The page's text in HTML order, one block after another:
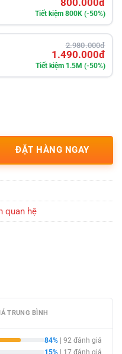
800.000đ
Tiết kiệm 800K (-50%)
2.980.000đ
1.490.000đ
Tiết kiệm 1.5M (-50%)
ĐẶT HÀNG NGAY
quan hệ
TRUNG BÌNH
84% | 92 đánh giá
15% | 17 đánh giá